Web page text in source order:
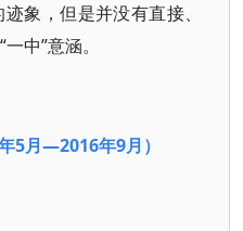
象，但是并没有直接、
中”意涵。
5月—2016年9月）